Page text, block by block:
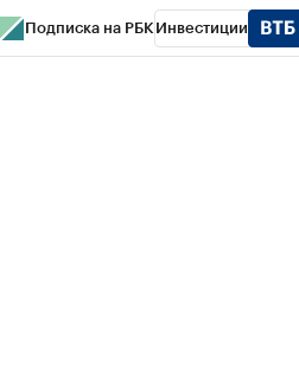
Подписка на РБК Инвестиции